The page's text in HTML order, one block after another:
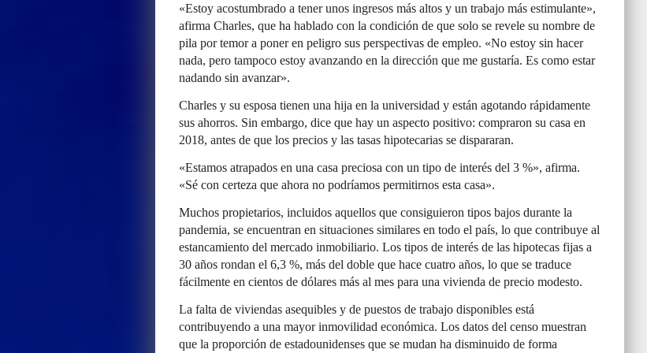
«Estoy acostumbrado a tener unos ingresos más altos y un trabajo más estimulante»,
afirma Charles, que ha hablado con la condición de que solo se revele su nombre de
pila por temor a poner en peligro sus perspectivas de empleo. «No estoy sin hacer
nada, pero tampoco estoy avanzando en la dirección que me gustaría. Es como estar
nadando sin avanzar».
Charles y su esposa tienen una hija en la universidad y están agotando rápidamente
sus ahorros. Sin embargo, dice que hay un aspecto positivo: compraron su casa en
2018, antes de que los precios y las tasas hipotecarias se dispararan.
«Estamos atrapados en una casa preciosa con un tipo de interés del 3 %», afirma.
«Sé con certeza que ahora no podríamos permitirnos esta casa».
Muchos propietarios, incluidos aquellos que consiguieron tipos bajos durante la
pandemia, se encuentran en situaciones similares en todo el país, lo que contribuye al
estancamiento del mercado inmobiliario. Los tipos de interés de las hipotecas fijas a
30 años rondan el 6,3 %, más del doble que hace cuatro años, lo que se traduce
fácilmente en cientos de dólares más al mes para una vivienda de precio modesto.
La falta de viviendas asequibles y de puestos de trabajo disponibles está
contribuyendo a una mayor inmovilidad económica. Los datos del censo muestran
que la proporción de estadounidenses que se mudan ha disminuido de forma